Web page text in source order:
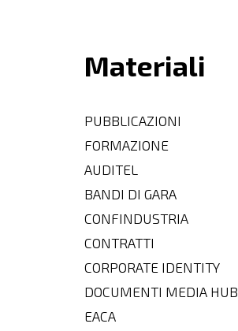
Materiali
PUBBLICAZIONI
FORMAZIONE
AUDITEL
BANDI DI GARA
CONFINDUSTRIA
CONTRATTI
CORPORATE IDENTITY
DOCUMENTI MEDIA HUB
EACA